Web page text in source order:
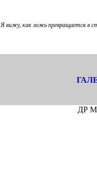
Я вижу, как ложь превращается в